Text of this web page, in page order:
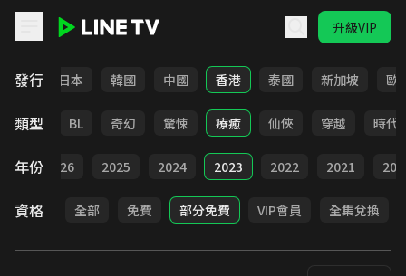
升級VIP
發行
台灣 日本 韓國 中國 香港 泰國 新加坡 歐
類型
勵志 BL 奇幻 驚悚 療癒 仙俠 穿越 時代
年份
部 2026 2025 2024 2023 2022 2021
資格 全部 免費 部分免費 VIP會員 全集兌換